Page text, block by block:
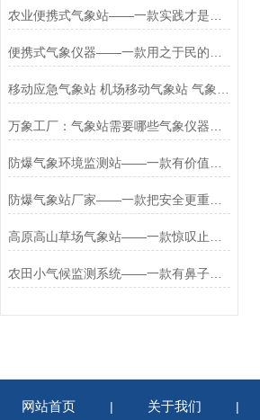
防爆气象站厂家——一款把安全更重视的防爆气象五参数仪2023来买接着就发货
农田小气候监测系统——一款有鼻子有眼的农林小气候观测站
网站首页 | 关于我们 |